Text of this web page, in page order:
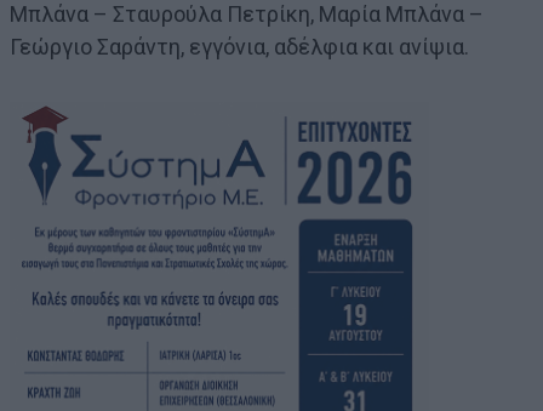
Μπλάνα – Σταυρούλα Πετρίκη, Μαρία Μπλάνα –
Γεώργιο Σαράντη, εγγόνια, αδέλφια και ανίψια.